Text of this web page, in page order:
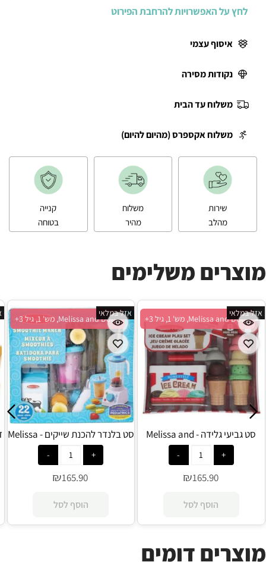
לחץ על האפשרויות להרחבת הפירוט
איסוף עצמי
נקודות מסירה
משלוח עד הבית
משלוח אקספרס (מהיום להיום)
שירות
מהלב
משלוח
מהיר
קנייה
בטוחה
מוצרים משלימים
Melissa and Doug, מש' 1, גיל 3+
אזל במלאי
סט בלנדר להכנת שייקים - Melissa
and Doug
₪165.90
הוסף לסל
Melissa and Doug, מש' 1, גיל 3+
אזל במלאי
סט גביעי גלידה - Melissa and
₪165.90
הוסף לסל
מוצרים דומים